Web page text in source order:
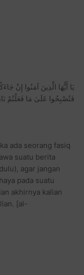
يَا أَيُّهَا الَّذِينَ آمَنُوا إِنْ
فَتُصْبِحُوا عَلَىٰ مَا فَعَلْتُمْ
ada seorang fasiq
suatu berita
agar jangan
pada suatu
akhirnya kalian
[al-